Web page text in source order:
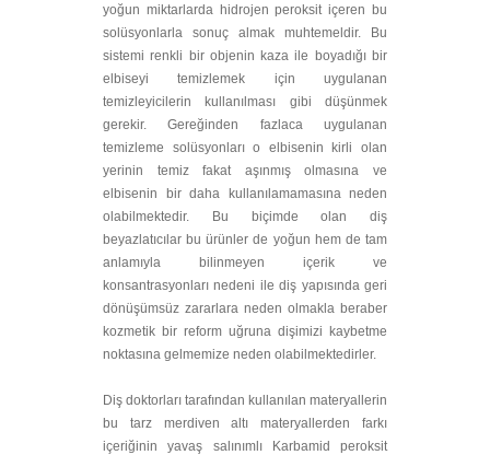
yoğun miktarlarda hidrojen peroksit içeren bu
solüsyonlarla sonuç almak muhtemeldir. Bu
sistemi renkli bir objenin kaza ile boyadığı bir
elbiseyi temizlemek için uygulanan
temizleyicilerin kullanılması gibi düşünmek
gerekir. Gereğinden fazlaca uygulanan
temizleme solüsyonları o elbisenin kirli olan
yerinin temiz fakat aşınmış olmasına ve
elbisenin bir daha kullanılamamasına neden
olabilmektedir. Bu biçimde olan diş
beyazlatıcılar bu ürünler de yoğun hem de tam
anlamıyla bilinmeyen içerik ve
konsantrasyonları nedeni ile diş yapısında geri
dönüşümsüz zararlara neden olmakla beraber
kozmetik bir reform uğruna dişimizi kaybetme
noktasına gelmemize neden olabilmektedirler.
Diş doktorları tarafından kullanılan materyallerin
bu tarz merdiven altı materyallerden farkı
içeriğinin yavaş salınımlı Karbamid peroksit